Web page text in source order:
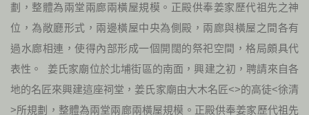
劃，整體為兩堂兩廊兩橫屋規模。正殿供奉姜家歷代祖先之神
位，為敞廳形式，兩邊橫屋中央為側殿，兩廊與橫屋之間各有
過水廊相連，使得內部形成一個開闊的祭祀空間，格局頗具代
表性。 姜氏家廟位於北埔街區的南面，興建之初，聘請來自各
地的名匠來興建這座祠堂，姜氏家廟由大木名匠<>的高徒<徐清
>所規劃，整體為兩堂兩廊兩橫屋規模。正殿供奉姜家歷代祖先